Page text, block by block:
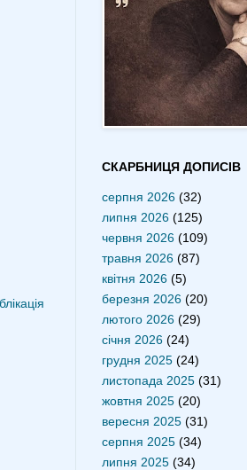
СКАРБНИЦЯ ДОПИСІВ
серпня 2026 (32)
липня 2026 (125)
червня 2026 (109)
травня 2026 (87)
квітня 2026 (5)
березня 2026 (20)
лютого 2026 (29)
січня 2026 (24)
грудня 2025 (24)
листопада 2025 (31)
жовтня 2025 (20)
вересня 2025 (31)
серпня 2025 (34)
липня 2025 (34)